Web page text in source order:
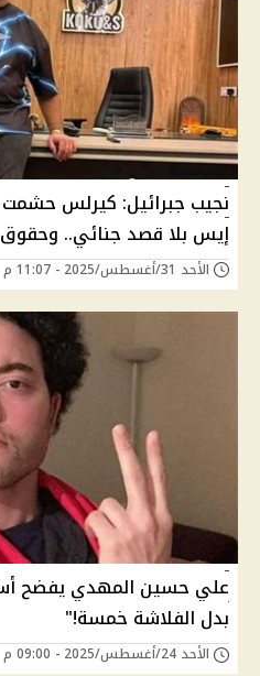
نجيب جبرائيل: كيرلس
إيس بلا قصد جنائي..
الأحد 31/أغسطس/2025 - 11:07 م
علي حسين المهدي يفضح
بدل الفلاشة خمسة!"
الأحد 24/أغسطس/2025 - 09:00 م